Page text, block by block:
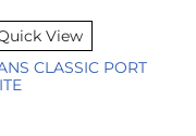
View
CLASSIC PORT